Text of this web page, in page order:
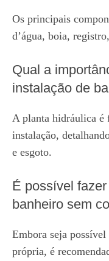
Os principais
d’água, boia,
Qual a
instalação de
A planta hidráulica é
instalação,
e esgoto.
É possível
banheiro sem
Embora seja
própria, é